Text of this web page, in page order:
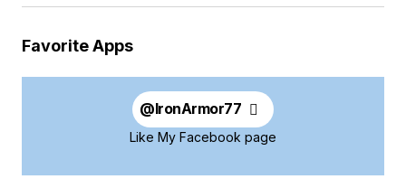
Favorite Apps
@IronArmor77
Like My Facebook page